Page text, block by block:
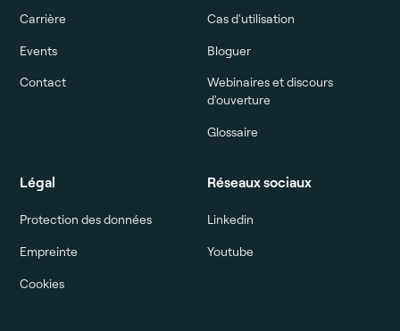
Carrière
Events
Contact
Cas d'utilisation
Bloguer
Webinaires et discours
d'ouverture
Glossaire
Légal
Protection des données
Empreinte
Cookies
Réseaux sociaux
Linkedin
Youtube